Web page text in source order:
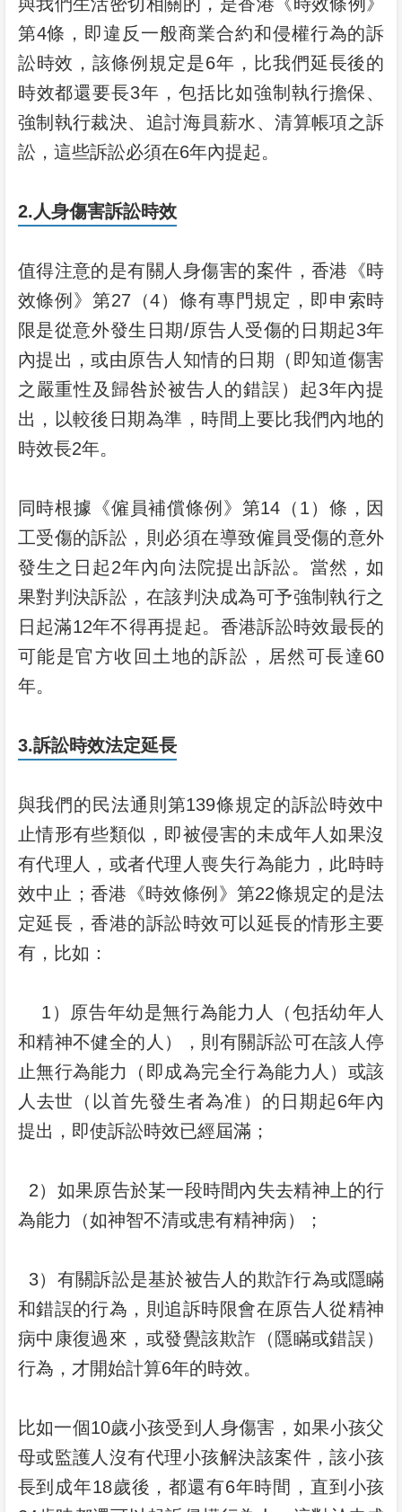
第4條，即違反一般商業合約和侵權行為的訴
訟時效，該條例規定是6年，比我們延長後的
時效都還要長3年，包括比如強制執行擔保、
強制執行裁決、追討海員薪水、清算帳項之訴
訟，這些訴訟必須在6年內提起。
2.人身傷害訴訟時效
值得注意的是有關人身傷害的案件，香港《時
效條例》第27（4）條有專門規定，即申索時
限是從意外發生日期/原告人受傷的日期起3年
內提出，或由原告人知情的日期（即知道傷害
之嚴重性及歸咎於被告人的錯誤）起3年內提
出，以較後日期為準，時間上要比我們內地的
時效長2年。
同時根據《僱員補償條例》第14（1）條，因
工受傷的訴訟，則必須在導致僱員受傷的意外
發生之日起2年內向法院提出訴訟。當然，如
果對判決訴訟，在該判決成為可予強制執行之
日起滿12年不得再提起。香港訴訟時效最長的
可能是官方收回土地的訴訟，居然可長達60
年。
3.訴訟時效法定延長
與我們的民法通則第139條規定的訴訟時效中
止情形有些類似，即被侵害的未成年人如果沒
有代理人，或者代理人喪失行為能力，此時時
效中止；香港《時效條例》第22條規定的是法
定延長，香港的訴訟時效可以延長的情形主要
有，比如：
1）原告年幼是無行為能力人（包括幼年人
和精神不健全的人），則有關訴訟可在該人停
止無行為能力（即成為完全行為能力人）或該
人去世（以首先發生者為准）的日期起6年內
提出，即使訴訟時效已經屆滿；
2）如果原告於某一段時間內失去精神上的行
為能力（如神智不清或患有精神病）；
3）有關訴訟是基於被告人的欺詐行為或隱瞞
和錯誤的行為，則追訴時限會在原告人從精神
病中康復過來，或發覺該欺詐（隱瞞或錯誤）
行為，才開始計算6年的時效。
比如一個10歲小孩受到人身傷害，如果小孩父
母或監護人沒有代理小孩解決該案件，該小孩
長到成年18歲後，都還有6年時間，直到小孩